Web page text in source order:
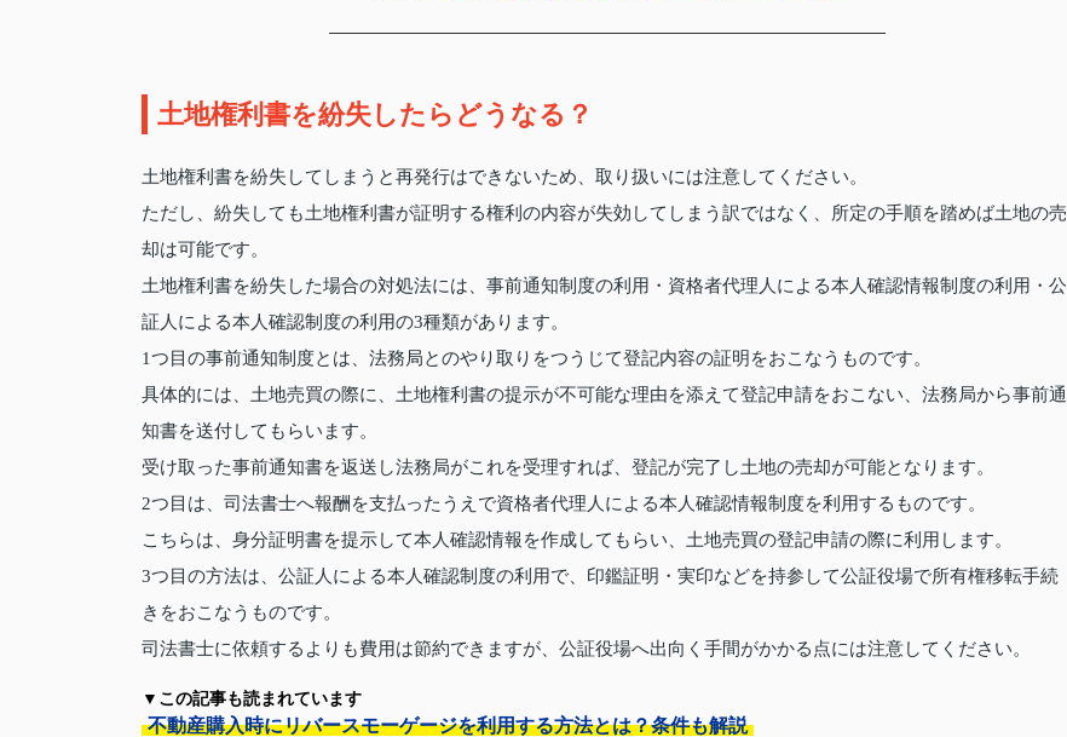
土地権利書を紛失したらどうなる？
土地権利書を紛失してしまうと再発行はできないため、取り扱いには注意してください。
ただし、紛失しても土地権利書が証明する権利の内容が失効してしまう訳ではなく、所定の手順を踏めば土地の売
却は可能です。
土地権利書を紛失した場合の対処法には、事前通知制度の利用・資格者代理人による本人確認情報制度の利用・公
証人による本人確認制度の利用の3種類があります。
1つ目の事前通知制度とは、法務局とのやり取りをつうじて登記内容の証明をおこなうものです。
具体的には、土地売買の際に、土地権利書の提示が不可能な理由を添えて登記申請をおこない、法務局から事前通
知書を送付してもらいます。
受け取った事前通知書を返送し法務局がこれを受理すれば、登記が完了し土地の売却が可能となります。
2つ目は、司法書士へ報酬を支払ったうえで資格者代理人による本人確認情報制度を利用するものです。
こちらは、身分証明書を提示して本人確認情報を作成してもらい、土地売買の登記申請の際に利用します。
3つ目の方法は、公証人による本人確認制度の利用で、印鑑証明・実印などを持参して公証役場で所有権移転手続
きをおこなうものです。
司法書士に依頼するよりも費用は節約できますが、公証役場へ出向く手間がかかる点には注意してください。
▼この記事も読まれています
不動産購入時にリバースモーゲージを利用する方法とは？条件も解説